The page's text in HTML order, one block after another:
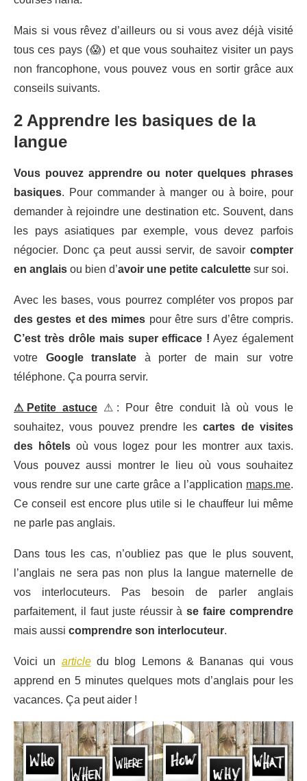
Mais si vous rêvez d’ailleurs ou si vous avez déjà visité
tous ces pays (😱) et que vous souhaitez visiter un pays
non francophone, vous pouvez vous en sortir grâce aux
conseils suivants.
2 Apprendre les basiques de la
langue
Vous pouvez apprendre ou noter quelques phrases
basiques. Pour commander à manger ou à boire, pour
demander à rejoindre une destination etc. Souvent, dans
les pays asiatiques par exemple, vous devez parfois
négocier. Donc ça peut aussi servir, de savoir compter
en anglais ou bien d’avoir une petite calculette sur soi.
Avec les bases, vous pourrez compléter vos propos par
des gestes et des mimes pour être surs d’être compris.
C’est très drôle mais super efficace ! Ayez également
votre Google translate à porter de main sur votre
téléphone. Ça pourra servir.
⚠Petite astuce ⚠: Pour être conduit là où vous le
souhaitez, vous pouvez prendre lescartes de visites
des hôtels où vous logez pour les montrer aux taxis.
Vous pouvez aussi montrer le lieu où vous souhaitez
vous rendre sur une carte grâce a l’application maps.me.
Ce conseil est encore plus utile si le chauffeur lui même
ne parle pas anglais.
Dans tous les cas, n’oubliez pas que le plus souvent,
l’anglais ne sera pas non plus la langue maternelle de
vos interlocuteurs. Pas besoin de parler anglais
parfaitement, il faut juste réussir àse faire comprendre
mais aussi comprendre son interlocuteur.
Voici un articledu blog Lemons & Bananas qui vous
apprend en 5 minutes quelques mots d’anglais pour les
vacances. Ça peut aider !